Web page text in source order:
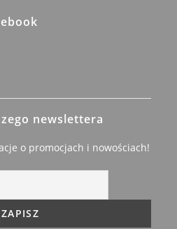
newslettera
o promocjach i nowościach!